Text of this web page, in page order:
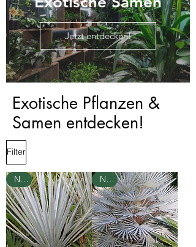
Jetzt entdecken!
Exotische Pflanzen &
Samen entdecken!
Filter
Neu Neu